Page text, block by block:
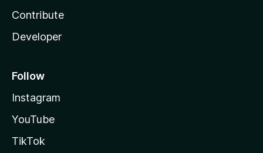
Contribute
Developer
Follow
Instagram
YouTube
TikTok